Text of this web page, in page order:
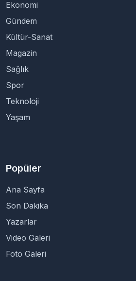
Ekonomi
Gündem
Kültür-Sanat
Magazin
Sağlık
Spor
Teknoloji
Yaşam
Popüler
Ana Sayfa
Son Dakika
Yazarlar
Video Galeri
Foto Galeri